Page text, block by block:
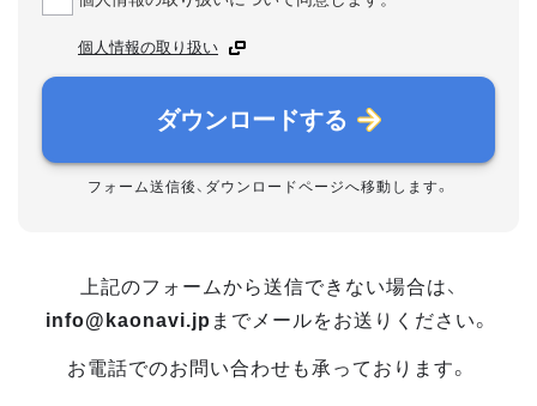
個人情報の取り扱い
ダウンロードする
フォーム送信後、ダウンロードページへ移動します。
上記のフォームから送信できない場合は、
info@kaonavi.jp までメールをお送りください。
お電話でのお問い合わせも承っております。